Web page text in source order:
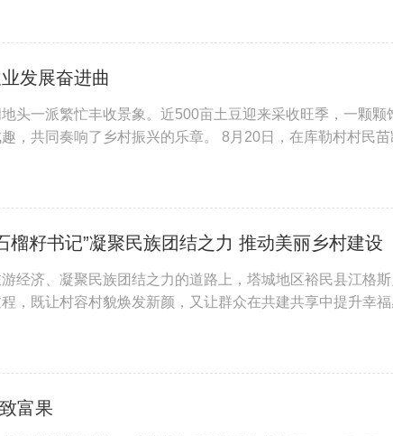
发展奋进曲
头一派繁忙丰收景象。近500亩土豆迎来采收旺季，一颗
，共同奏响了乡村振兴的乐章。 8月20日，在库勒村村民
榴籽书记”凝聚民族团结之力 推动美丽乡村建设
经济、凝聚民族团结之力的道路上，塔城地区裕民县江格
，既让村容村貌焕发新颜，又让群众在共建共享中提升幸
富果